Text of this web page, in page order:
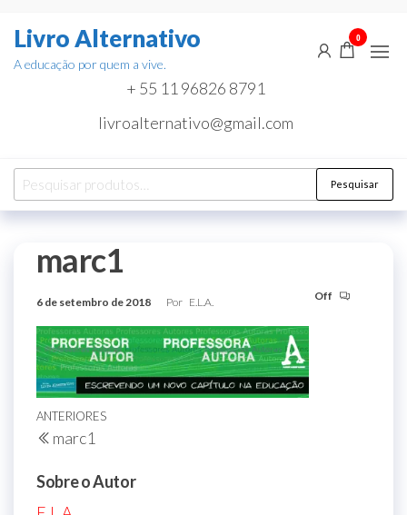
paraLivro Alternativo
A educação por quem a vive.
+ 55 11 96826 8791
livroalternativo@gmail.com
0
Pesquisar
por:
Pesquisar
marc1
6 de setembro de 2018 Por E.L.A. Off
Navegação
de
Post
Post
anterior
ANTERIORES
marc1
Sobre o Autor